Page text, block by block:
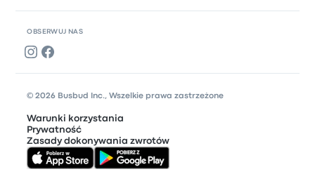
OBSERWUJ NAS
© 2026 Busbud Inc., Wszelkie prawa zastrzeżone
Warunki korzystania
Prywatność
Zasady dokonywania zwrotów